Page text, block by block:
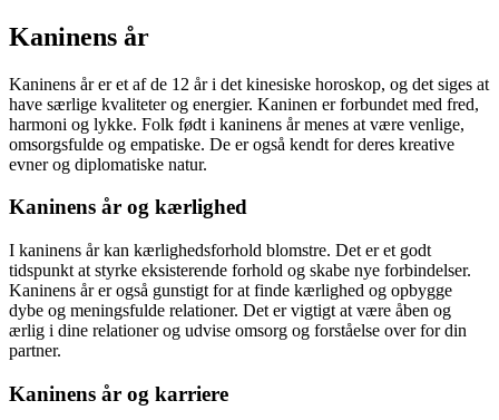
Kaninens år
Kaninens år er et af de 12 år i det kinesiske horoskop, og det siges at
have særlige kvaliteter og energier. Kaninen er forbundet med fred,
harmoni og lykke. Folk født i kaninens år menes at være venlige,
omsorgsfulde og empatiske. De er også kendt for deres kreative
evner og diplomatiske natur.
Kaninens år og kærlighed
I kaninens år kan kærlighedsforhold blomstre. Det er et godt
tidspunkt at styrke eksisterende forhold og skabe nye forbindelser.
Kaninens år er også gunstigt for at finde kærlighed og opbygge
dybe og meningsfulde relationer. Det er vigtigt at være åben og
ærlig i dine relationer og udvise omsorg og forståelse over for din
partner.
Kaninens år og karriere